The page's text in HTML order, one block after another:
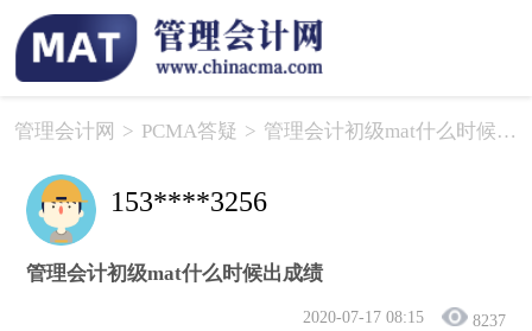
管理会计网 > PCMA答疑 > 管理会计初级mat什么时候出成绩
153****3256
管理会计初级mat什么时候出成绩
2020-07-17 08:15 8237